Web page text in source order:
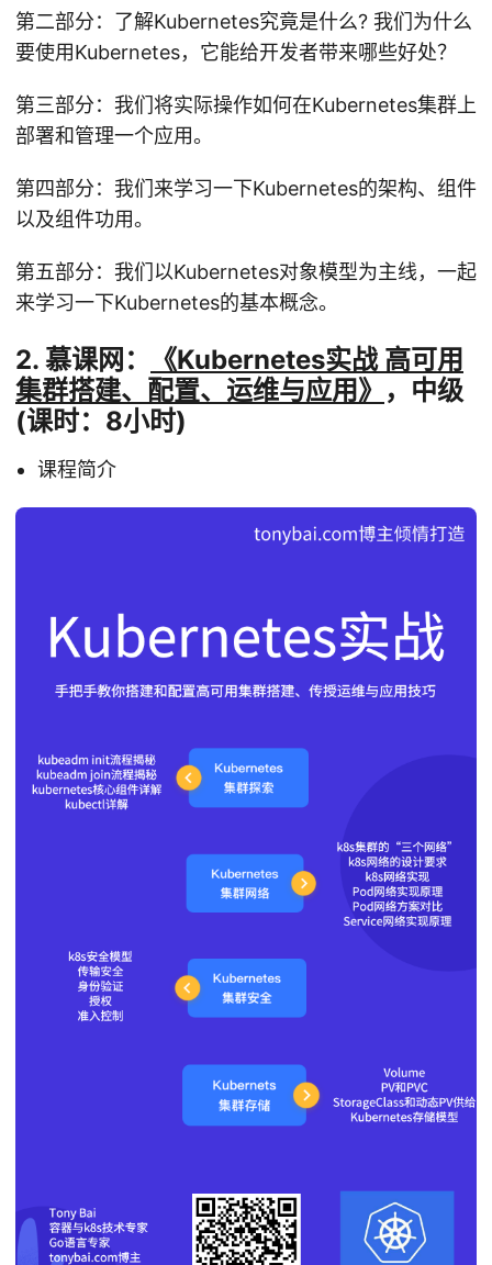
第二部分：了解Kubernetes究竟是什么? 我们为什么
要使用Kubernetes，它能给开发者带来哪些好处？
第三部分：我们将实际操作如何在Kubernetes集群上
部署和管理一个应用。
第四部分：我们来学习一下Kubernetes的架构、组件
以及组件功用。
第五部分：我们以Kubernetes对象模型为主线，一起
来学习一下Kubernetes的基本概念。
2. 慕课网：
《Kubernetes实战 高可用
集群搭建、配置、运维与应用》 ，中级
(课时：8小时)
课程简介